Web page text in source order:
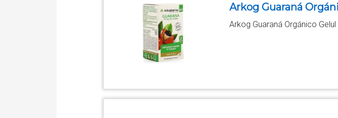
Arkog Guaraná
Arkog Guaraná Orgánico Gelul